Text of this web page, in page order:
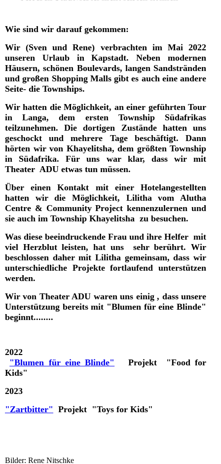
Wie sind wir darauf gekommen:
Wir (Sven und Rene) verbrachten im Mai 2022
unseren Urlaub in Kapstadt. Neben modernen
Häusern, schönen Boulevards, langen Sandstränden
und großen Shopping Malls gibt es auch eine andere
Seite- die Townships.
Wir hatten die Möglichkeit, an einer geführten Tour
in Langa, dem ersten Township Südafrikas
teilzunehmen. Die dortigen Zustände hatten uns
geschockt und mehrere Tage beschäftigt. Dann
hörten wir von Khayelitsha, dem größten Township
in Südafrika. Für uns war klar, dass wir mit
Theater ADU etwas tun müssen.
Über einen Kontakt mit einer Hotelangestellten
hatten wir die Möglichkeit, Lilitha vom Alutha
Centre & Community Project kennenzulernen und
sie auch im Township Khayelitsha zu besuchen.
Was diese beeindruckende Frau und ihre Helfer mit
viel Herzblut leisten, hat uns sehr berührt. Wir
beschlossen daher mit Lilitha gemeinsam, dass wir
unterschiedliche Projekte fortlaufend unterstützen
werden.
Wir von Theater ADU waren uns einig , dass unsere
Unterstützung bereits mit "Blumen für eine Blinde"
beginnt........
2022
"Blumen für eine Blinde"
Projekt "Food for
Kids"
2023
"Zartbitter" Projekt "Toys for Kids"
Bilder: Rene Nitschke